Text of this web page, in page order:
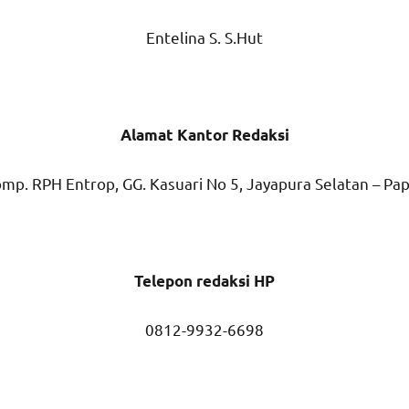
Entelina S. S.Hut
Alamat Kantor Redaksi
RPH Entrop, GG. Kasuari No 5, Jayapura Selatan –
Telepon redaksi HP
0812-9932-6698